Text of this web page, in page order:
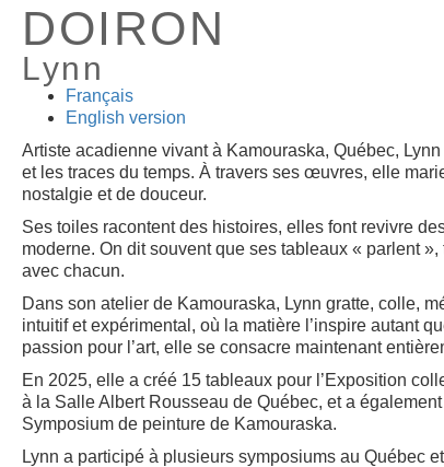
DOIRON
Lynn
Français
English version
Artiste acadienne vivant à Kamouraska, Québec,
et les traces du temps. À travers ses œuvres, elle
nostalgie et de douceur.
Ses toiles racontent des histoires, elles font revivre
moderne. On dit souvent que ses tableaux « parlent
avec chacun.
Dans son atelier de Kamouraska, Lynn gratte, colle,
intuitif et expérimental, où la matière l’inspire autant
passion pour l’art, elle se consacre maintenant
En 2025, elle a créé 15 tableaux pour l’Exposition
à la Salle Albert Rousseau de Québec, et a
Symposium de peinture de Kamouraska.
Lynn a participé à plusieurs symposiums au Québec